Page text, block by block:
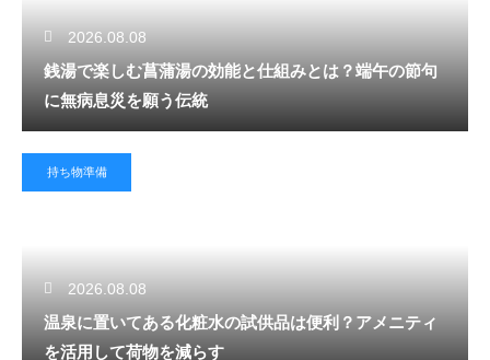
2026.08.08
銭湯で楽しむ菖蒲湯の効能と仕組みとは？端午の節句
に無病息災を願う伝統
持ち物準備
2026.08.08
温泉に置いてある化粧水の試供品は便利？アメニティ
を活用して荷物を減らす